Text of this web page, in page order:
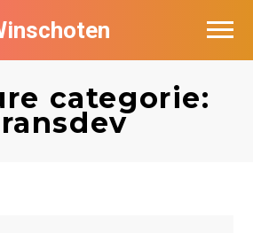
categorie:
in Winschoten